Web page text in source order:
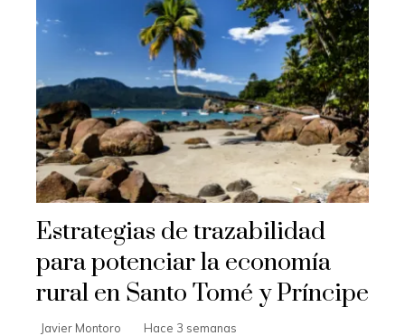
Estrategias de trazabilidad
para potenciar la economía
rural en Santo Tomé y Príncipe
Javier Montoro Hace 3 semanas